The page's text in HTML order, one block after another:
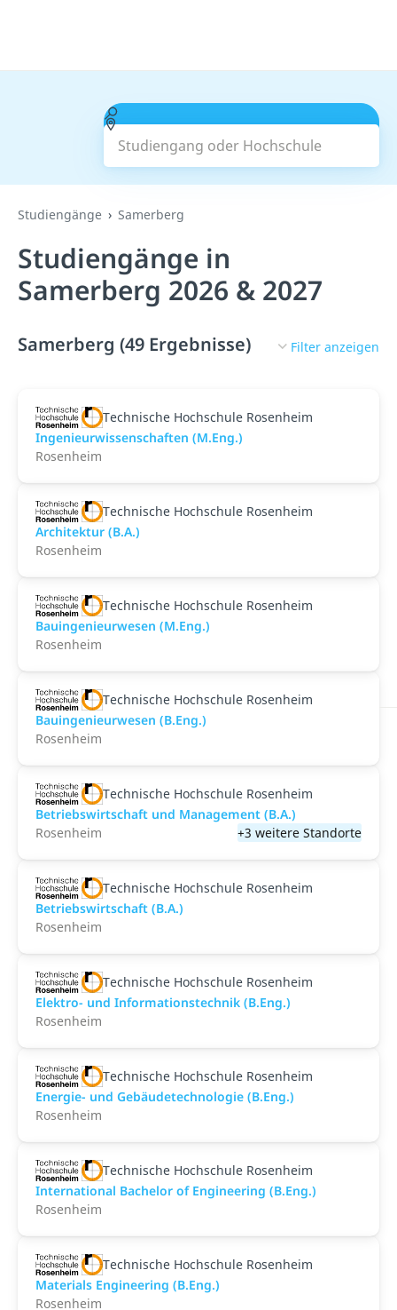
Studiengang oder Hochschule
Suchen
Studiengänge Samerberg
Studiengänge in
Samerberg 2026 & 2027
Samerberg (49 Ergebnisse) Filter anzeigen
Technische Hochschule Rosenheim
Ingenieurwissenschaften (M.Eng.)
Rosenheim
Technische Hochschule Rosenheim
Architektur (B.A.)
Rosenheim
Technische Hochschule Rosenheim
Bauingenieurwesen (M.Eng.)
Rosenheim
Technische Hochschule Rosenheim
Bauingenieurwesen (B.Eng.)
Rosenheim
Technische Hochschule Rosenheim
Betriebswirtschaft und Management (B.A.)
Rosenheim
+3 weitere Standorte
Technische Hochschule Rosenheim
Betriebswirtschaft (B.A.)
Rosenheim
Technische Hochschule Rosenheim
Elektro- und Informationstechnik (B.Eng.)
Rosenheim
Technische Hochschule Rosenheim
Energie- und Gebäudetechnologie (B.Eng.)
Rosenheim
Technische Hochschule Rosenheim
International Bachelor of Engineering (B.Eng.)
Rosenheim
Technische Hochschule Rosenheim
Materials Engineering (B.Eng.)
Rosenheim